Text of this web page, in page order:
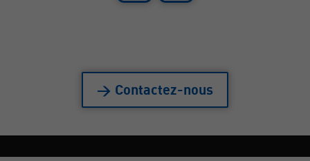
> Contactez-nous